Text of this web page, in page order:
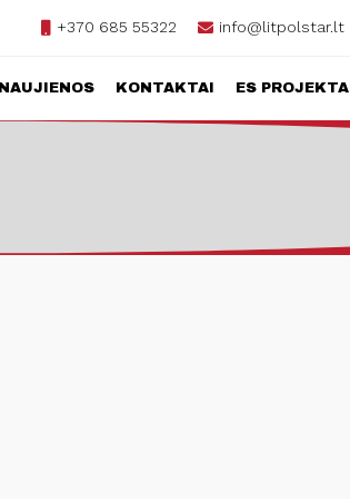
+370 685 55322 info@litpolstar.lt
NAUJIENOS KONTAKTAI ES PROJEKTAI